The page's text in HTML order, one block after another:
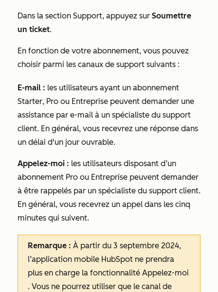
Dans la section Support, appuyez sur Soumettre
un ticket.
En fonction de votre abonnement, vous pouvez
choisir parmi les canaux de support suivants :
E-mail : les utilisateurs ayant un abonnement
Starter, Pro ou Entreprise peuvent demander une
assistance par e-mail à un spécialiste du support
client. En général, vous recevrez une réponse dans
un délai d'un jour ouvrable.
Appelez-moi : les utilisateurs disposant d’un
abonnement Pro ou Entreprise peuvent demander
à être rappelés par un spécialiste du support client.
En général, vous recevrez un appel dans les cinq
minutes qui suivent.
Remarque : À partir du 3 septembre 2024,
l’application mobile HubSpot ne prendra
plus en charge la fonctionnalité Appelez-moi
. Vous ne pourrez utiliser que le canal de